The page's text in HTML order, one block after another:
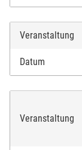
Veranstaltung
Datum
Veranstaltung